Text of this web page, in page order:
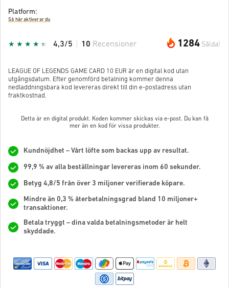
Platform:
Så här aktiverar du
1284 Sålda!
4,3/5 10 Recensioner
LEAGUE OF LEGENDS GAME CARD 10 EUR är en digital kod utan
utgångsdatum. Efter genomförd betalning kommer denna
nedladdningsbara kod levereras direkt till din e-postadress utan
fraktkostnad.
Detta är en digital produkt. Koden kommer skickas via e-post. Du kan få
mer än en kod för vissa produkter.
Kundnöjdhet – Vårt löfte som backas upp av resultat.
99,9 % av alla beställningar levereras inom 60 sekunder.
Betyg 4,8/5 från över 3 miljoner verifierade köpare.
Mindre än 0,3 % återbetalningsgrad bland 10 miljoner+
transaktioner.
Betala tryggt – dina valda betalningsmetoder är helt
skyddade.